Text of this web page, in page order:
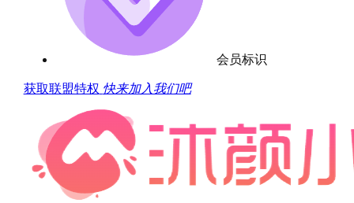
会员标识
获取联盟特权 快来加入我们吧